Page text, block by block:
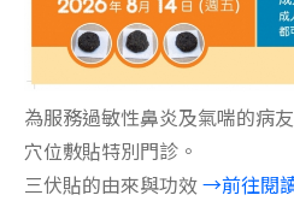
為服務過敏性鼻炎及氣喘的病
穴位敷貼特別門診。
三伏貼的由來與功效→前往閱